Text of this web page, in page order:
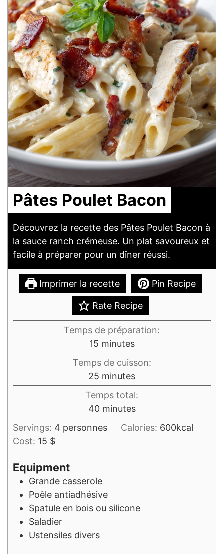
Pâtes Poulet Bacon
Découvrez la recette des Pâtes Poulet Bacon à
la sauce ranch crémeuse. Un plat savoureux et
facile à préparer pour un dîner réussi.
Imprimer la recette Pin Recipe
Rate Recipe
Temps de préparation:
15minutes
minutes
Temps de cuisson:
25 minutes
minutes
Temps total:
40minutes
minutes
Servings: 4 personnes Calories: 600kcal
Cost: 15 $
Equipment
Grande casserole
Poêle antiadhésive
Spatule en bois ou silicone
Saladier
Ustensiles divers